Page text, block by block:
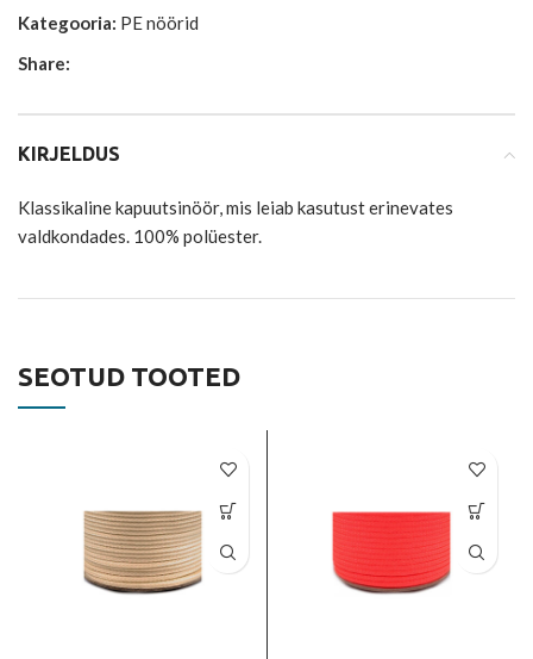
Kategooria: PE nöörid
Share:
KIRJELDUS
Klassikaline kapuutsinöör, mis leiab kasutust erinevates
valdkondades. 100% polüester.
SEOTUD TOOTED